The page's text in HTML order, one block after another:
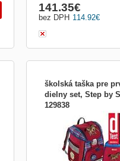
114.92€
bez DPH
141.35€
školská taška pre
dielny set, Step by
129838
5-dielny set obsahuje
peračník, puzdro na
vrecko na prezuvky/úbor
prehľadná
Anatomic Air System -
tvarovaná chrbtová časť
Coolin System –